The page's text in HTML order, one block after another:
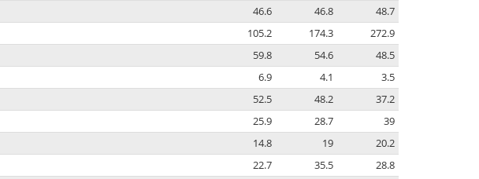
46.6 46.8
48.7
105.2 174.3
272.9
59.8 54.6
48.5
6.9 4.1
3.5
52.5 48.2
37.2
25.9 28.7
39
14.8 19
20.2
22.7 35.5
28.8